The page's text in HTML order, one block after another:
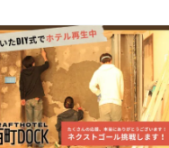
CAMPFIREふるさと納税